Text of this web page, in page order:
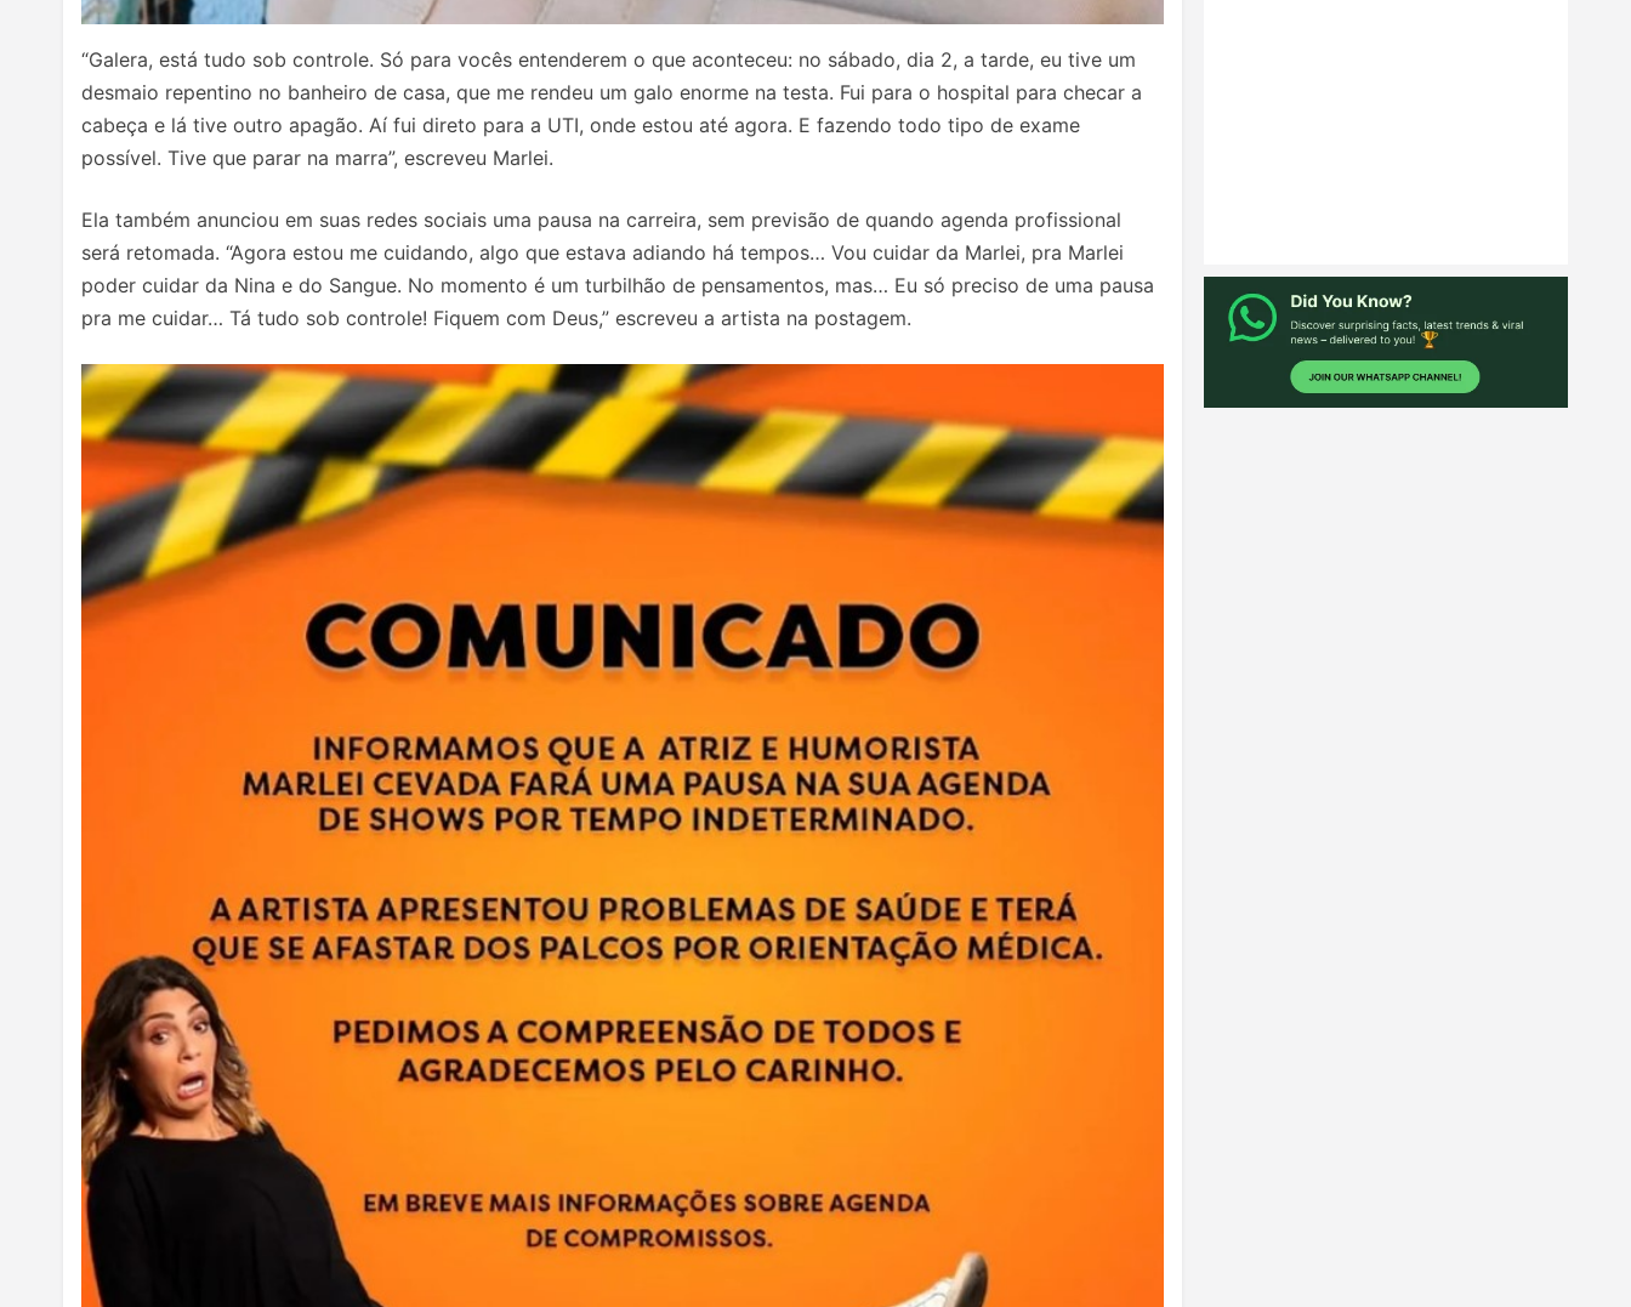
“Galera, está tudo sob controle. Só para vocês entenderem o que aconteceu: no sábado, dia 2, a tarde, eu tive um
desmaio repentino no banheiro de casa, que me rendeu um galo enorme na testa. Fui para o hospital para checar a
cabeça e lá tive outro apagão. Aí fui direto para a UTI, onde estou até agora. E fazendo todo tipo de exame
possível. Tive que parar na marra”, escreveu Marlei.
Ela também anunciou em suas redes sociais uma pausa na carreira, sem previsão de quando agenda profissional
será retomada. “Agora estou me cuidando, algo que estava adiando há tempos… Vou cuidar da Marlei, pra Marlei
poder cuidar da Nina e do Sangue. No momento é um turbilhão de pensamentos, mas… Eu só preciso de uma pausa
pra me cuidar… Tá tudo sob controle! Fiquem com Deus,” escreveu a artista na postagem.